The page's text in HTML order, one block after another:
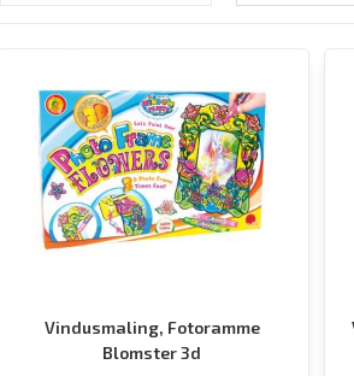
Vindusmaling, Fotoramme
Blomster 3d